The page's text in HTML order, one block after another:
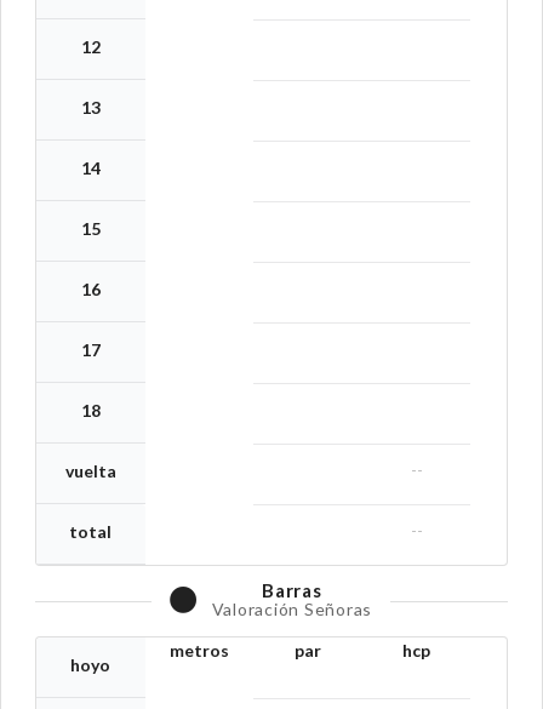
12
13
14
15
16
17
18
vuelta
total
--
--
Barras
Valoración Señoras
hoyo
metros par hcp